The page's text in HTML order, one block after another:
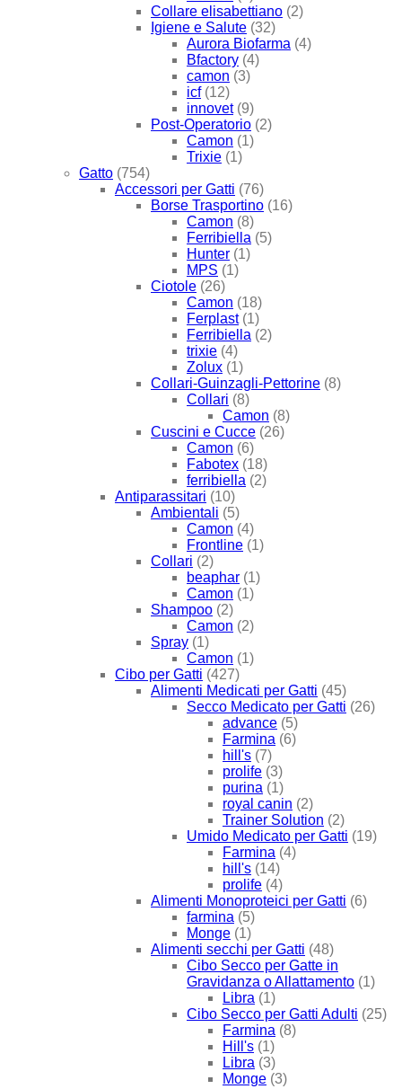
Collare elisabettiano (2)
Igiene e Salute (32)
Aurora Biofarma (4)
Bfactory (4)
camon (3)
icf (12)
innovet (9)
Post-Operatorio (2)
Camon (1)
Trixie (1)
Gatto (754)
Accessori per Gatti (76)
Borse Trasportino (16)
Camon (8)
Ferribiella (5)
Hunter (1)
MPS (1)
Ciotole (26)
Camon (18)
Ferplast (1)
Ferribiella (2)
trixie (4)
Zolux (1)
Collari-Guinzagli-Pettorine (8)
Collari (8)
Camon (8)
Cuscini e Cucce (26)
Camon (6)
Fabotex (18)
ferribiella (2)
Antiparassitari (10)
Ambientali (5)
Camon (4)
Frontline (1)
Collari (2)
beaphar (1)
Camon (1)
Shampoo (2)
Camon (2)
Spray (1)
Camon (1)
Cibo per Gatti (427)
Alimenti Medicati per Gatti (45)
Secco Medicato per Gatti (26)
advance (5)
Farmina (6)
hill's (7)
prolife (3)
purina (1)
royal canin (2)
Trainer Solution (2)
Umido Medicato per Gatti (19)
Farmina (4)
hill's (14)
prolife (4)
Alimenti Monoproteici per Gatti (6)
farmina (5)
Monge (1)
Alimenti secchi per Gatti (48)
Cibo Secco per Gatte in
Gravidanza o Allattamento (1)
Libra (1)
Cibo Secco per Gatti Adulti (25)
Farmina (8)
Hill's (1)
Libra (3)
Monge (3)